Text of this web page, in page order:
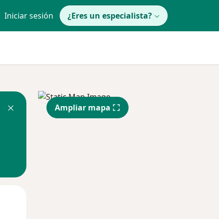
Iniciar sesión ¿Eres un especialista?
Ampliar mapa